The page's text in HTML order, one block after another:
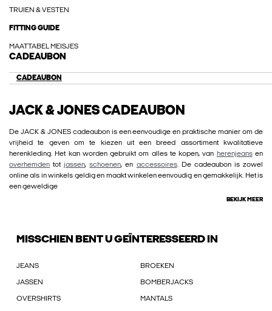
TRUIEN & VESTEN
FITTING GUIDE
MAATTABEL MEISJES
CADEAUBON
CADEAUBON
JACK & JONES CADEAUBON
De JACK & JONES cadeaubon is een eenvoudige en praktische manier om de
vrijheid te geven om te kiezen uit een breed assortiment kwalitatieve
herenkleding. Het kan worden gebruikt om alles te kopen, van herenjeansen
overhemden totjassen,schoenen, en accessoires. De cadeaubon is zowel
online als in winkels geldig en maakt winkelen eenvoudig en gemakkelijk. Het is
een geweldige
BEKIJK MEER
MISSCHIEN BENT U GEÏNTERESSEERD IN
JEANS BROEKEN
JASSEN BOMBERJACKS
OVERSHIRTS MANTALS